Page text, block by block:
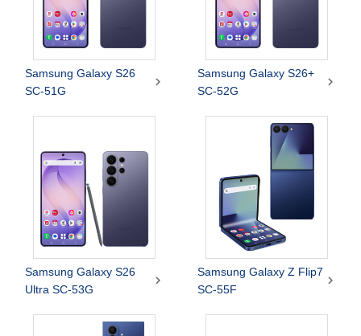
Samsung Galaxy S26
SC-51G

Samsung Galaxy S26+
SC-52G

Samsung Galaxy S26
Ultra SC-53G

Samsung Galaxy Z Flip7
SC-55F
